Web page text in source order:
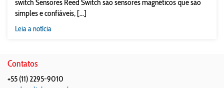
switch Sensores Reed Switch são sensores magnéticos que são
simples e confiáveis, [...]
Leia a notícia
Contatos
+55 (11) 2295-9010